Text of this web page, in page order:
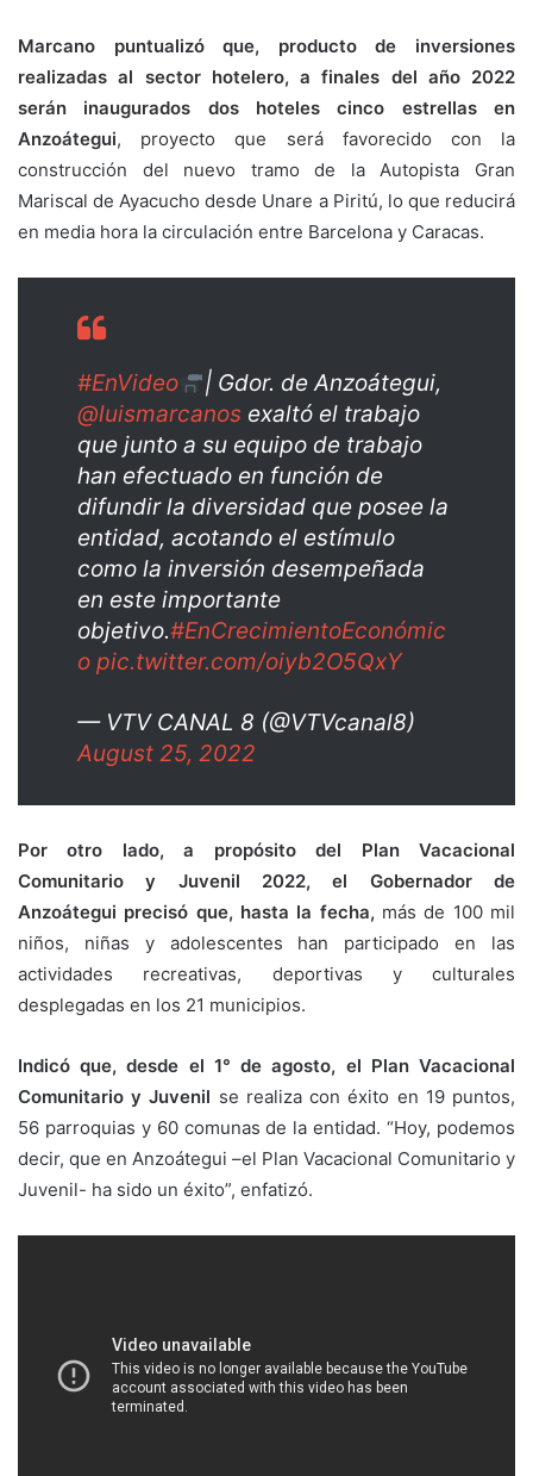
Marcano puntualizó que, producto de inversiones
realizadas al sector hotelero, a finales del año 2022
serán inaugurados dos hoteles cinco estrellas en
Anzoátegui, proyecto que será favorecido con la
construcción del nuevo tramo de la Autopista Gran
Mariscal de Ayacucho desde Unare a Piritú, lo que reducirá
en media hora la circulación entre Barcelona y Caracas.
#EnVideo
| Gdor. de Anzoátegui,
@luismarcanos exaltó el trabajo
que junto a su equipo de trabajo
han efectuado en función de
difundir la diversidad que posee la
entidad, acotando el estímulo
como la inversión desempeñada
en este importante
objetivo.#EnCrecimientoEconómic
o pic.twitter.com/oiyb2O5QxY
— VTV CANAL 8 (@VTVcanal8)
August 25, 2022
Por otro lado, a propósito del Plan Vacacional
Comunitario y Juvenil 2022, el Gobernador de
Anzoátegui precisó que, hasta la fecha, más de 100 mil
niños, niñas y adolescentes han participado en las
actividades recreativas, deportivas y culturales
desplegadas en los 21 municipios.
Indicó que, desde el 1° de agosto, el Plan Vacacional
Comunitario y Juvenil se realiza con éxito en 19 puntos,
56 parroquias y 60 comunas de la entidad. “Hoy, podemos
decir, que en Anzoátegui –el Plan Vacacional Comunitario y
Juvenil- ha sido un éxito”, enfatizó.